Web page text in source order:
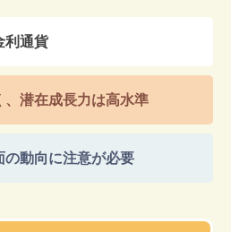
利通貨
、潜在成長力は高水準
の動向に注意が必要